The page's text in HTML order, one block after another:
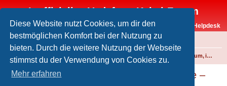
Diese Website nutzt Cookies, um dir den
bestmöglichen Komfort bei der Nutzung zu
bieten. Durch die weitere Nutzung der Webseite
stimmst du der Verwendung von Cookies zu.
Mehr erfahren
Inoffizielles Vodafone-Kabel-Forum
Vodafone-Kabel-Helpdesk
FAQ
Foren-Übersicht Fernsehen und Radio über Kabel Vodafone Premium, internationale Pakete und Video on Demand
[VFKD] Probleme mit DAZN über Vodafone –